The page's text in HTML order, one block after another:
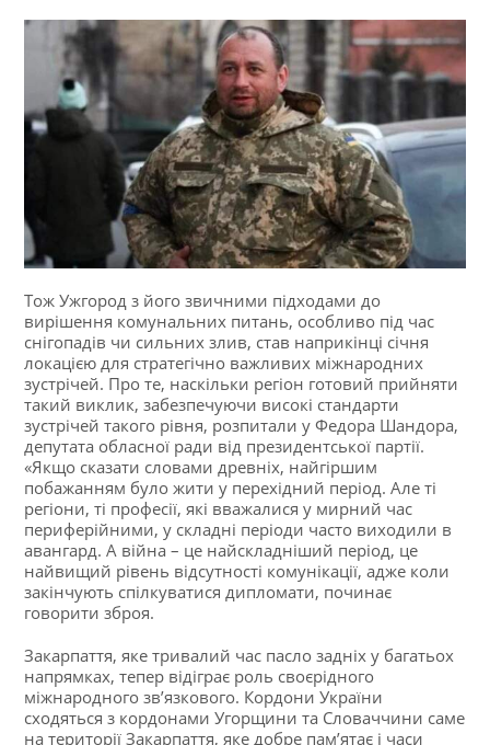
Тож Ужгород з його звичними підходами до
вирішення комунальних питань, особливо під час
снігопадів чи сильних злив, став наприкінці січня
локацією для стратегічно важливих міжнародних
зустрічей. Про те, наскільки регіон готовий прийняти
такий виклик, забезпечуючи високі стандарти
зустрічей такого рівня, розпитали у Федора Шандора,
депутата обласної ради від президентської партії.
«Якщо сказати словами древніх, найгіршим
побажанням було жити у перехідний період. Але ті
регіони, ті професії, які вважалися у мирний час
периферійними, у складні періоди часто виходили в
авангард. А війна – це найскладніший період, це
найвищий рівень відсутності комунікації, адже коли
закінчують спілкуватися дипломати, починає
говорити зброя.
Закарпаття, яке тривалий час пасло задніх у багатьох
напрямках, тепер відіграє роль своєрідного
міжнародного зв’язкового. Кордони України
сходяться з кордонами Угорщини та Словаччини саме
на території Закарпаття, яке добре пам’ятає і часи